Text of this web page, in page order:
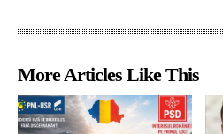
More Articles Like This